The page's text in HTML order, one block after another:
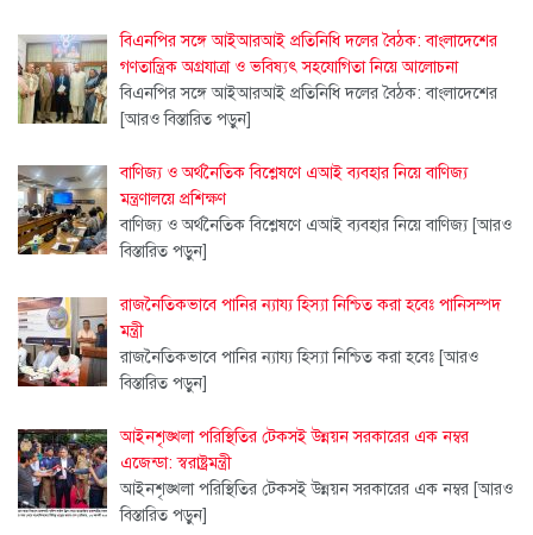
বিএনপির সঙ্গে আইআরআই প্রতিনিধি দলের বৈঠক: বাংলাদেশের
গণতান্ত্রিক অগ্রযাত্রা ও ভবিষ্যৎ সহযোগিতা নিয়ে আলোচনা
বিএনপির সঙ্গে আইআরআই প্রতিনিধি দলের বৈঠক: বাংলাদেশের
[আরও বিস্তারিত পড়ুন]
বাণিজ্য ও অর্থনৈতিক বিশ্লেষণে এআই ব্যবহার নিয়ে বাণিজ্য
মন্ত্রণালয়ে প্রশিক্ষণ
বাণিজ্য ও অর্থনৈতিক বিশ্লেষণে এআই ব্যবহার নিয়ে বাণিজ্য [আরও
বিস্তারিত পড়ুন]
‎রাজনৈতিকভাবে পানির ন্যায্য হিস্যা নিশ্চিত করা হবেঃ পানিসম্পদ
মন্ত্রী ‎
‎রাজনৈতিকভাবে পানির ন্যায্য হিস্যা নিশ্চিত করা হবেঃ [আরও
বিস্তারিত পড়ুন]
আইনশৃঙ্খলা পরিস্থিতির টেকসই উন্নয়ন সরকারের এক নম্বর
এজেন্ডা: স্বরাষ্ট্রমন্ত্রী
আইনশৃঙ্খলা পরিস্থিতির টেকসই উন্নয়ন সরকারের এক নম্বর [আরও
বিস্তারিত পড়ুন]